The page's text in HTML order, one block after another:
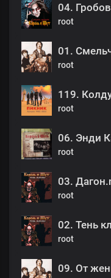
04.
root
01.
root
119.
root
06. Энди
root
03.
root
02. Тень
root
09. От